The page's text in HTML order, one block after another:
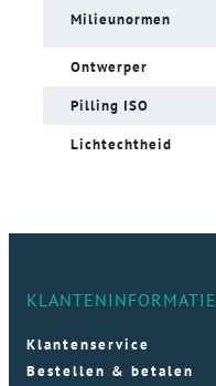
Milieunormen
Ontwerper
Pilling ISO
Lichtechtheid
KLANTENINFORMATIE
Klantenservice
Bestellen & betalen